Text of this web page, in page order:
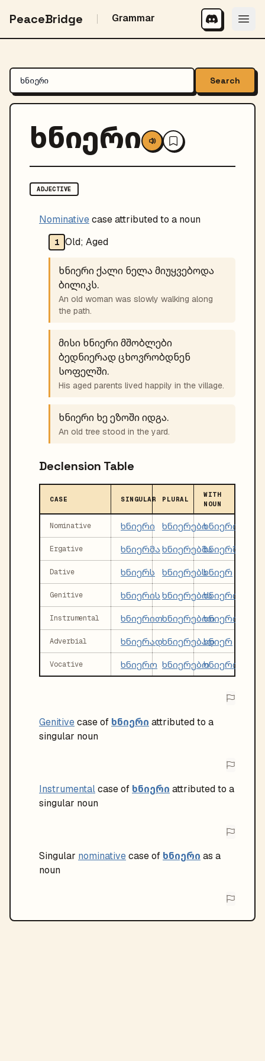
PeaceBridge Grammar
Search
ხნიერი
ADJECTIVE
Nominativecase attributed to a noun
1 Old; Aged
ხნიერი ქალი ნელა მიუყვებოდა
ბილიკს.
An old woman was slowly walking along
the path.
მისი ხნიერი მშობლები
ბედნიერად ცხოვრობდნენ
სოფელში.
His aged parents lived happily in the village.
ხნიერი ხე ეზოში იდგა.
An old tree stood in the yard.
Declension Table
CASE SINGULAR PLURAL
WITH
NOUN
Nominative ხნიერი ხნიერებიხნიერი
Ergative ხნიერმა ხნიერებმახნიერმა
Dative ხნიერს ხნიერებსხნიერ
Genitive ხნიერის ხნიერებისხნიერი
Instrumental ხნიერითხნიერებითხნიერი
Adverbial ხნიერადხნიერებადხნიერ
Vocative ხნიერო ხნიერებოხნიერო
Genitivecase of ხნიერი attributed to a
singular noun
Instrumentalcase of ხნიერი attributed to a
singular noun
Singular nominativecase of ხნიერი as a
noun